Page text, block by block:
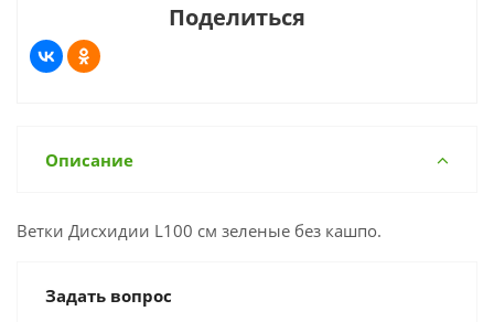
Поделиться
Описание
Ветки Дисхидии L100 см зеленые без кашпо.
Задать вопрос